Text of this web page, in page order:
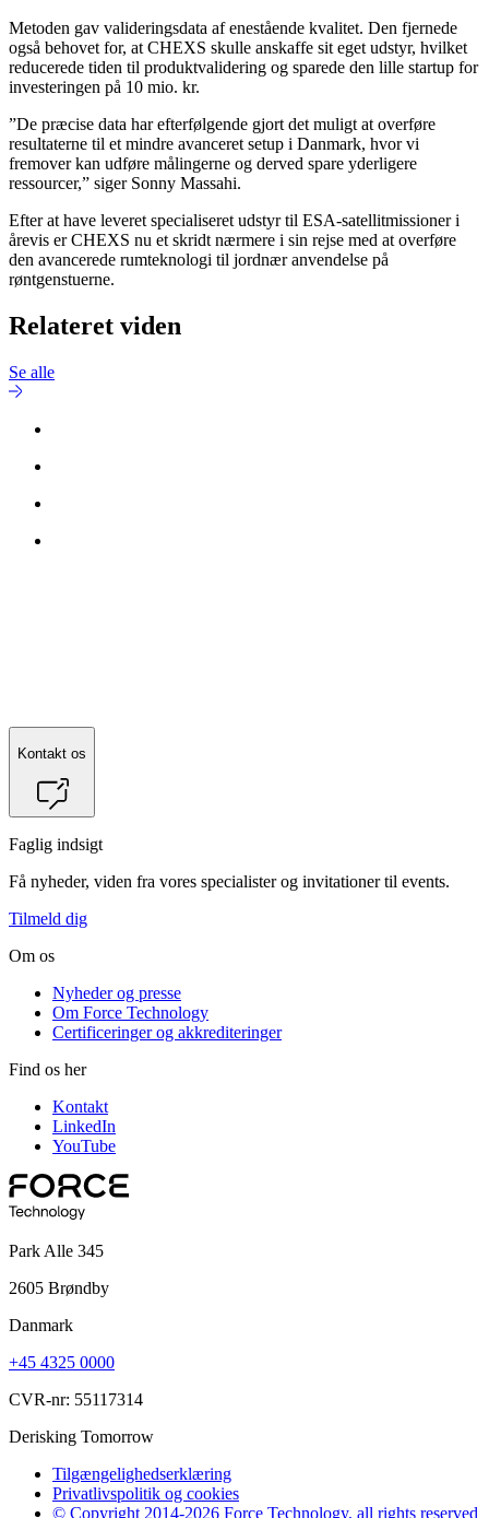
Metoden gav valideringsdata af enestående kvalitet. Den fjernede
også behovet for, at CHEXS skulle anskaffe sit eget udstyr, hvilket
reducerede tiden til produktvalidering og sparede den lille startup for
investeringen på 10 mio. kr.
”De præcise data har efterfølgende gjort det muligt at overføre
resultaterne til et mindre avanceret setup i Danmark, hvor vi
fremover kan udføre målingerne og derved spare yderligere
ressourcer,” siger Sonny Massahi.
Efter at have leveret specialiseret udstyr til ESA-satellitmissioner i
årevis er CHEXS nu et skridt nærmere i sin rejse med at overføre
den avancerede rumteknologi til jordnær anvendelse på
røntgenstuerne.
Relateret viden
Se alle
Kontakt os
Faglig indsigt
Få nyheder, viden fra vores specialister og invitationer til events.
Tilmeld dig
Om os
Nyheder og presse
Om Force Technology
Certificeringer og akkrediteringer
Find os her
Kontakt
LinkedIn
YouTube
Park Alle 345
2605 Brøndby
Danmark
+45 4325 0000
CVR-nr: 55117314
Derisking Tomorrow
Tilgængelighedserklæring
Privatlivspolitik og cookies
© Copyright 2014-2026 Force Technology, all rights reserved